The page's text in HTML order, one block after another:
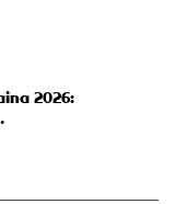
2026: